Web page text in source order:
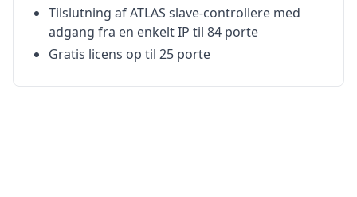
Tilslutning af ATLAS slave-controllere med
adgang fra en enkelt IP til 84 porte
Gratis licens op til 25 porte